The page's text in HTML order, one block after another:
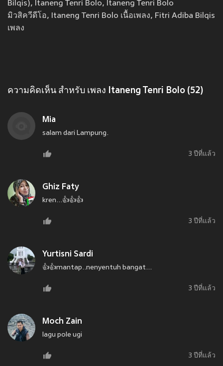
Bilqis), Itaneng Tenri Bolo, Itaneng Tenri Bolo
มิวสิควีดีโอ, Itaneng Tenri Bolo เนื้อเพลง, Fitri Adiba Bilqis
เพลง
ความคิดเห็น สำหรับ เพลง Itaneng Tenri Bolo (52)
Mia
salam dari Lampung.
3 ปีที่แล้ว
Ghiz Faty
kren...👍👍👍
3 ปีที่แล้ว
Yurtisni Sardi
👍👍mantap..nenyentuh bangat...
3 ปีที่แล้ว
Moch Zain
lagu pole ugi
3 ปีที่แล้ว